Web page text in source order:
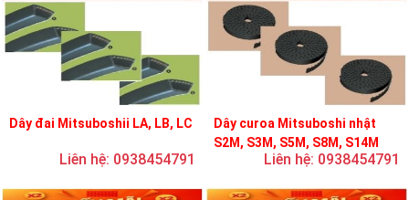
Dây đai Mitsuboshii LA, LB, LC
Liên hệ: 0938454791
Dây curoa Mitsuboshi nhật
S2M, S3M, S5M, S8M, S14M
Liên hệ: 0938454791